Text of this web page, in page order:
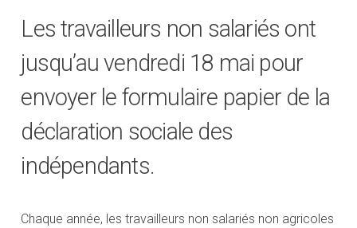
Les travailleurs non salariés ont
jusqu’au vendredi 18 mai pour
envoyer le formulaire papier de la
déclaration sociale des
indépendants.
Chaque année, les travailleurs non salariés non agricoles